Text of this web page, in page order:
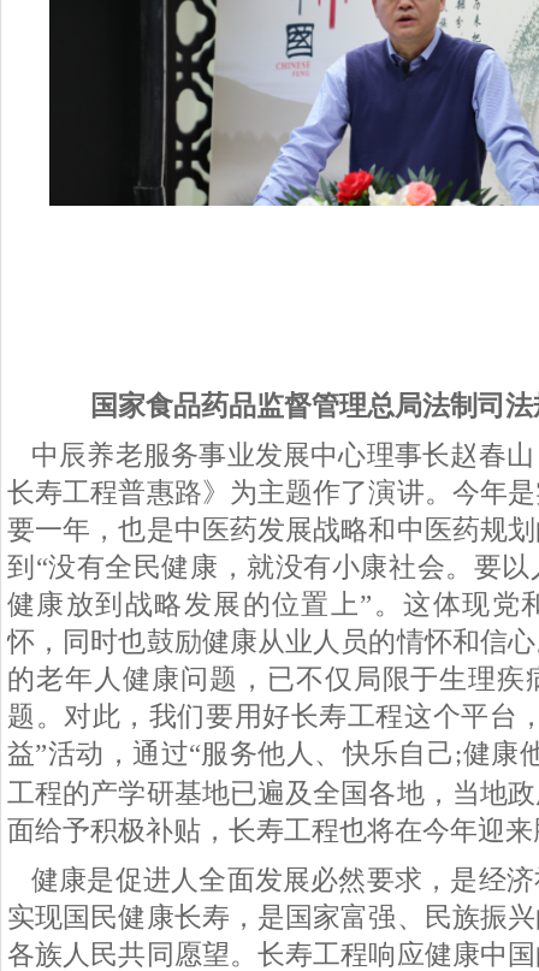
国家食品药品监督管理总局法制司
中辰养老服务事业发展中心理事长赵春
长寿工程普惠路》为主题作了演讲。今年
要一年，也是中医药发展战略和中医药规
到 “没有全民健康，就没有小康社会。要
健康放到战略发展的位置上”。这体现党
怀，同时也鼓励健康从业人员的情怀和信
的老年人健康问题，已不仅局限于生理疾
题。对此，我们要用好长寿工程这个平台
益”活动，通过“服务他人、快乐自己;健康
工程的产学研基地已遍及全国各地，当地
面给予积极补贴，长寿工程也将在今年迎
健康是促进人全面发展必然要求，是经
实现国民健康长寿，是国家富强、民族振
各族人民共同愿望。长寿工程响应健康中